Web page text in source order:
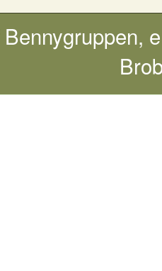
Bennygruppen,